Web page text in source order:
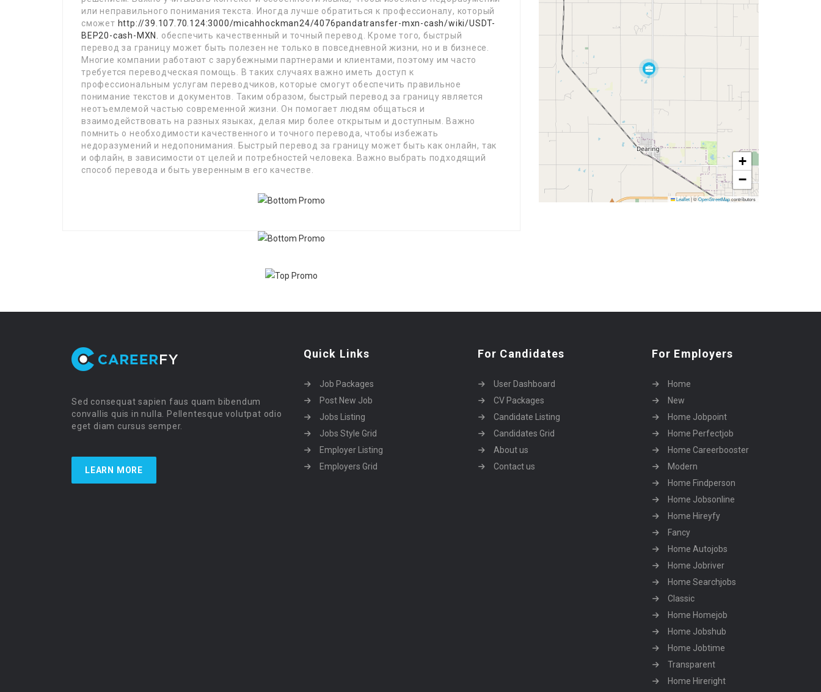
или неправильного понимания текста. Иногда лучше обратиться к профессионалу, который
сможет http://39.107.70.124:3000/micahhockman24/4076pandatransfer-mxn-cash/wiki/USDT-
BEP20-cash-MXN.
обеспечить качественный и точный перевод. Кроме того, быстрый
перевод за границу может быть полезен не только в повседневной жизни, но и в бизнесе.
Многие компании работают с зарубежными партнерами и клиентами, поэтому им часто
требуется переводческая помощь. В таких случаях важно иметь доступ к
профессиональным услугам переводчиков, которые смогут обеспечить правильное
понимание текстов и документов. Таким образом, быстрый перевод за границу является
неотъемлемой частью современной жизни. Он помогает людям общаться и
взаимодействовать на разных языках, делая мир более открытым и доступным. Важно
помнить о необходимости качественного и точного перевода, чтобы избежать
недоразумений и недопонимания. Быстрый перевод за границу может быть как онлайн, так
и офлайн, в зависимости от целей и потребностей человека. Важно выбрать подходящий
способ перевода и быть уверенным в его качестве.
+
−
Leaflet|©OpenStreetMapcontributors
Sed consequat sapien faus quam bibendum
convallis quis in nulla. Pellentesque volutpat odio
eget diam cursus semper.
LEARN MORE
Quick Links
Job Packages
Post New Job
Jobs Listing
Jobs Style Grid
Employer Listing
Employers Grid
For Candidates
User Dashboard
CV Packages
Candidate Listing
Candidates Grid
About us
Contact us
For Employers
Home
New
Home Jobpoint
Home Perfectjob
Home Careerbooster
Modern
Home Findperson
Home Jobsonline
Home Hireyfy
Fancy
Home Autojobs
Home Jobriver
Home Searchjobs
Classic
Home Homejob
Home Jobshub
Home Jobtime
Transparent
Home Hireright